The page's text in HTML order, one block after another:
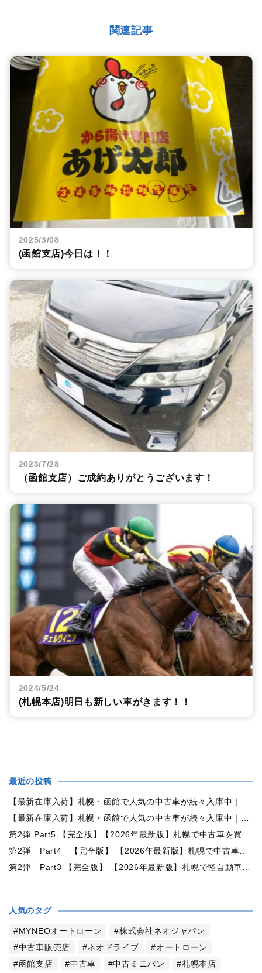
関連記事
2025/3/08
(函館支店)今日は！！
2023/7/28
（函館支店）ご成約ありがとうございます！
2024/5/24
(札幌本店)明日も新しい車がきます！！
最近の投稿
【最新在庫入荷】札幌・函館で人気の中古車が続々入庫中｜早い者勝ち！【トヨタ ヴォクシー2.0ZS煌Ⅱ 4WD】
【最新在庫入荷】札幌・函館で人気の中古車が続々入庫中｜早い者勝ち！【ダイハツ タント660カスタムX 4WD】
第2弾 Part5 【完全版】【2026年最新版】札幌で中古車を買うなら何月がおすすめ？狙い目の時期・冬前に買うメリットを徹底解説
第2弾 Part4 【完全版】 【2026年最新版】札幌で中古車を買うなら2WDと4WDどっち？北海道の雪道・燃費・価格・維持費を徹底比較
第2弾 Part3 【完全版】 【2026年最新版】札幌で軽自動車を持つと月々いくら？維持費・ガソリン・保険・車検・冬タイヤまで徹底解説
人気のタグ
MYNEOオートローン
株式会社ネオジャパン
中古車販売店
ネオドライブ
オートローン
函館支店
中古車 中古ミニバン
札幌本店